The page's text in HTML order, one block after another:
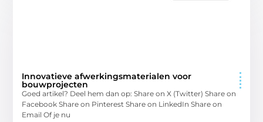
Innovatieve afwerkingsmaterialen voor
bouwprojecten
Goed artikel? Deel hem dan op: Share on X (Twitter) Share on
Facebook Share on Pinterest Share on LinkedIn Share on
Email Of je nu